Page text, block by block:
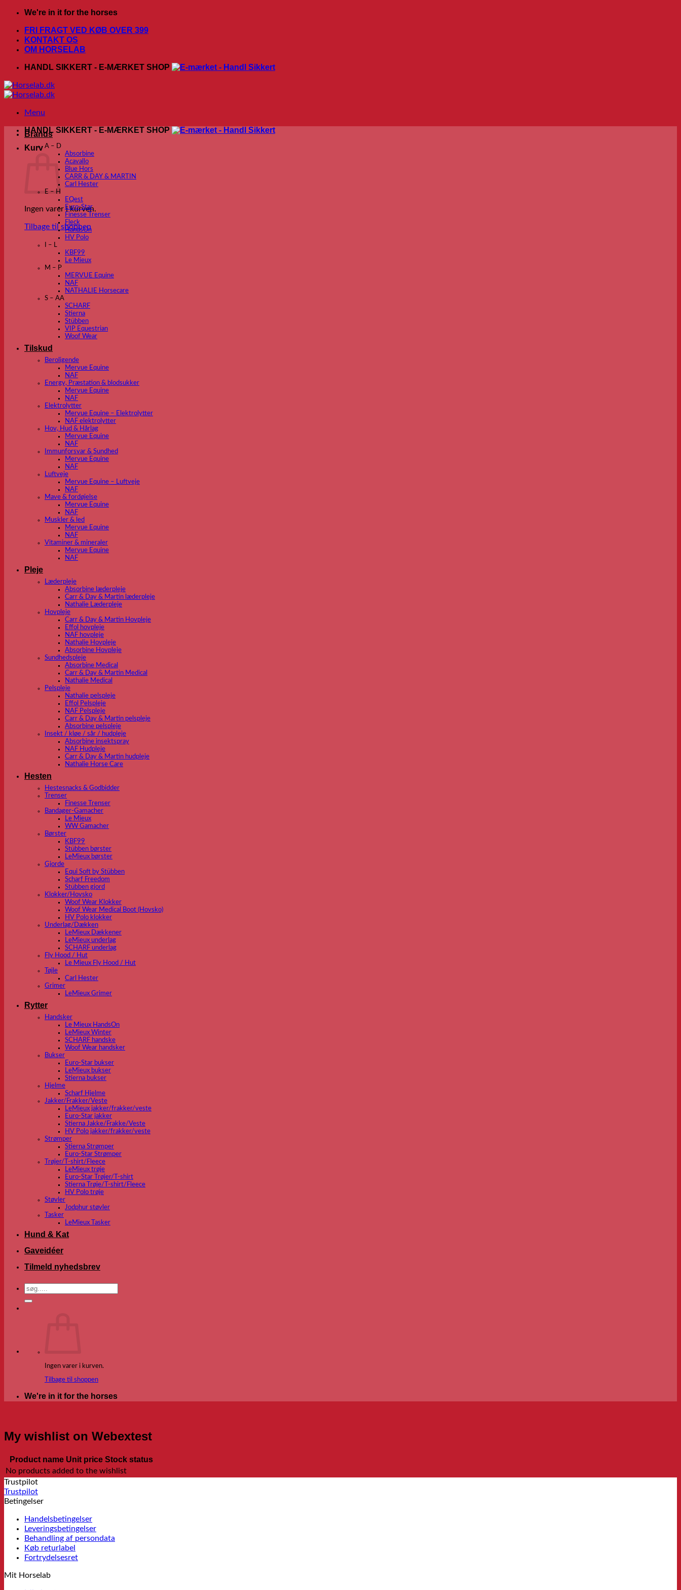
Fortsæt
indhold
We're in it for the horses
FRI FRAGT VED KØB OVER 399
KONTAKT OS
OM HORSELAB
HANDL SIKKERT - E-MÆRKET SHOP
Menu
HANDL SIKKERT - E-MÆRKET SHOP
Kurv
Ingen varer i kurven.
Tilbage til shoppen
Brands
A – D
Absorbine
Acavallo
Blue Hors
CARR & DAY & MARTIN
Carl Hester
E – H
EQest
Euro-Star
Finesse Trenser
Fleck
HandsOn
HV Polo
I – L
KBF99
Le Mieux
M – P
MERVUE Equine
NAF
NATHALIE Horsecare
S – AA
SCHARF
Stierna
Stübben
VIP Equestrian
Woof Wear
Tilskud
Beroligende
Mervue Equine
NAF
Energy, Præstation & blodsukker
Mervue Equine
NAF
Elektrolytter
Mervue Equine – Elektrolytter
NAF elektrolytter
Hov, Hud & Hårlag
Mervue Equine
NAF
Immunforsvar & Sundhed
Mervue Equine
NAF
Luftveje
Mervue Equine – Luftveje
NAF
Mave & fordøjelse
Mervue Equine
NAF
Muskler & led
Mervue Equine
NAF
Vitaminer & mineraler
Mervue Equine
NAF
Pleje
Læderpleje
Absorbine læderpleje
Carr & Day & Martin læderpleje
Nathalie Læderpleje
Hovpleje
Carr & Day & Martin Hovpleje
Effol hovpleje
NAF hovpleje
Nathalie Hovpleje
Absorbine Hovpleje
Sundhedspleje
Absorbine Medical
Carr & Day & Martin Medical
Nathalie Medical
Pelspleje
Nathalie pelspleje
Effol Pelspleje
NAF Pelspleje
Carr & Day & Martin pelspleje
Absorbine pelspleje
Insekt / kløe / sår / hudpleje
Absorbine insektspray
NAF Hudpleje
Carr & Day & Martin hudpleje
Nathalie Horse Care
Hesten
Hestesnacks & Godbidder
Trenser
Finesse Trenser
Bandager-Gamacher
Le Mieux
WW Gamacher
Børster
KBF99
Stübben børster
LeMieux børster
Gjorde
Equi Soft by Stübben
Scharf Freedom
Stübben gjord
Klokker/Hovsko
Woof Wear Klokker
Woof Wear Medical Boot (Hovsko)
HV Polo klokker
Underlag/Dækken
LeMieux Dækkener
LeMieux underlag
SCHARF underlag
Fly Hood / Hut
Le Mieux Fly Hood / Hut
Tøjle
Carl Hester
Grimer
LeMieux Grimer
Rytter
Handsker
Le Mieux HandsOn
LeMieux Winter
SCHARF handske
Woof Wear handsker
Bukser
Euro-Star bukser
LeMieux bukser
Stierna bukser
Hjelme
Scharf Hjelme
Jakker/Frakker/Veste
LeMieux jakker/frakker/veste
Euro-Star jakker
Stierna Jakke/Frakke/Veste
HV Polo jakker/frakker/veste
Strømper
Stierna Strømper
Euro-Star Strømper
Trøjer/T-shirt/Fleece
LeMieux trøje
Euro-Star Trøjer/T-shirt
Stierna Trøje/T-shirt/Fleece
HV Polo trøje
Støvler
Jodphur støvler
Tasker
LeMieux Tasker
Hund & Kat
Gaveidéer
Tilmeld nyhedsbrev
Søg
Ingen varer i kurven.
Tilbage til shoppen
We're in it for the horses
My wishlist on Webextest
Product name Unit price Stock status
No products added to the wishlist
Trustpilot
Trustpilot
Betingelser
Handelsbetingelser
Leveringsbetingelser
Behandling af persondata
Køb returlabel
Fortrydelsesret
Mit Horselab